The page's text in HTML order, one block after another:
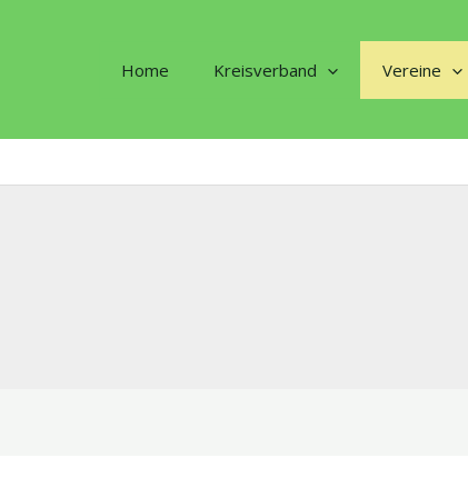
Home Kreisverband Vereine